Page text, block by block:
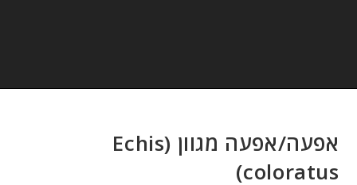
אפעה/אפעה מגוון (Echis
coloratus)